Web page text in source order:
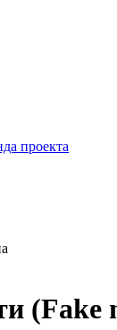
проекта
(Fake